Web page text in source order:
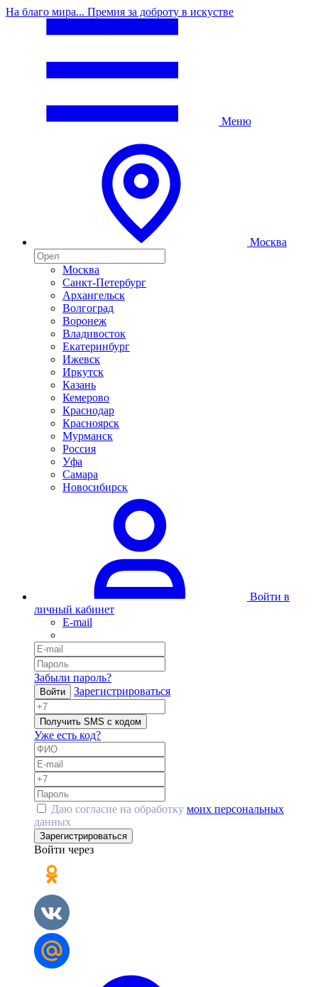
На благо мира... Премия за доброту в искустве
Меню
Москва
Москва
Санкт-Петербург
Архангельск
Волгоград
Воронеж
Владивосток
Екатеринбург
Ижевск
Иркутск
Казань
Кемерово
Краснодар
Красноярск
Мурманск
Россия
Уфа
Самара
Новосибирск
Войти в
личный кабинет
E-mail
Забыли пароль?
Войти Зарегистрироваться
Получить SMS с кодом
Уже есть код?
Даю согласие на обработку моих персональных
данных
Зарегистрироваться
Войти через